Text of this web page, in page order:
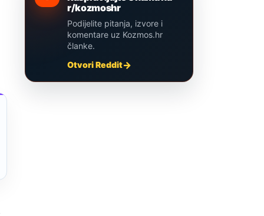
r/kozmoshr
Podijelite pitanja, izvore i
komentare uz Kozmos.hr
članke.
Otvori Reddit